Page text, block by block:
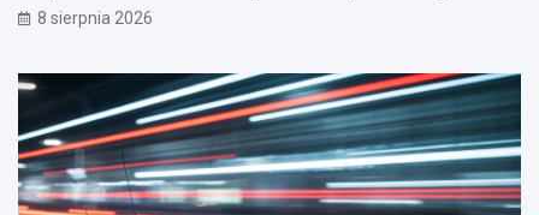
8 sierpnia 2026